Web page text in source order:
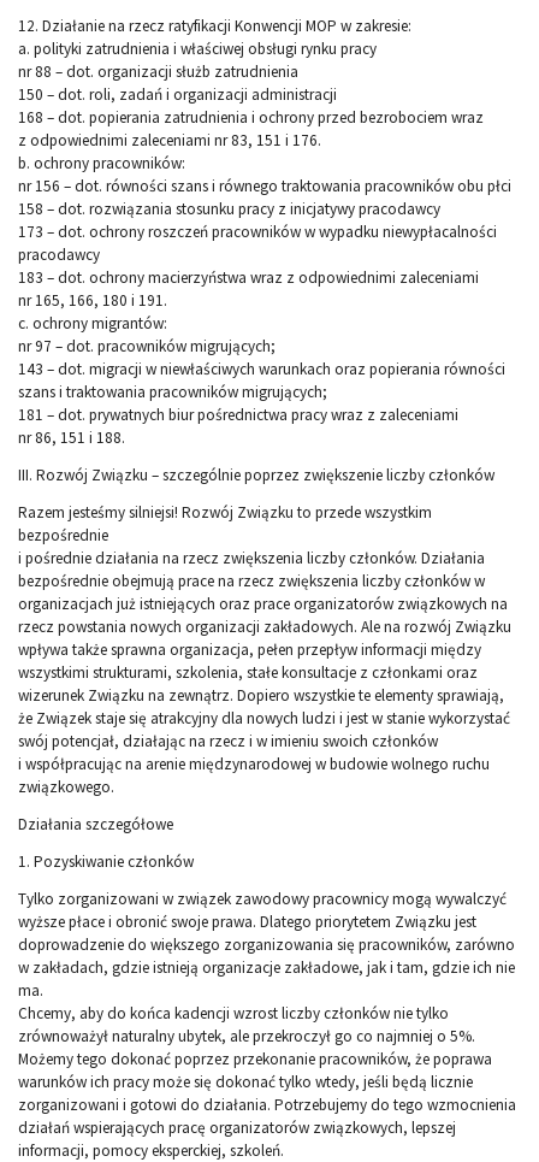
12. Działanie na rzecz ratyfikacji Konwencji MOP w zakresie:
a. polityki zatrudnienia i właściwej obsługi rynku pracy
nr 88 – dot. organizacji służb zatrudnienia
150 – dot. roli, zadań i organizacji administracji
168 – dot. popierania zatrudnienia i ochrony przed bezrobociem wraz
z odpowiednimi zaleceniami nr 83, 151 i 176.
b. ochrony pracowników:
nr 156 – dot. równości szans i równego traktowania pracowników obu płci
158 – dot. rozwiązania stosunku pracy z inicjatywy pracodawcy
173 – dot. ochrony roszczeń pracowników w wypadku niewypłacalności
pracodawcy
183 – dot. ochrony macierzyństwa wraz z odpowiednimi zaleceniami
nr 165, 166, 180 i 191.
c. ochrony migrantów:
nr 97 – dot. pracowników migrujących;
143 – dot. migracji w niewłaściwych warunkach oraz popierania równości
szans i traktowania pracowników migrujących;
181 – dot. prywatnych biur pośrednictwa pracy wraz z zaleceniami
nr 86, 151 i 188.
III. Rozwój Związku – szczególnie poprzez zwiększenie liczby członków
Razem jesteśmy silniejsi! Rozwój Związku to przede wszystkim
bezpośrednie
i pośrednie działania na rzecz zwiększenia liczby członków. Działania
bezpośrednie obejmują prace na rzecz zwiększenia liczby członków w
organizacjach już istniejących oraz prace organizatorów związkowych na
rzecz powstania nowych organizacji zakładowych. Ale na rozwój Związku
wpływa także sprawna organizacja, pełen przepływ informacji między
wszystkimi strukturami, szkolenia, stałe konsultacje z członkami oraz
wizerunek Związku na zewnątrz. Dopiero wszystkie te elementy sprawiają,
że Związek staje się atrakcyjny dla nowych ludzi i jest w stanie wykorzystać
swój potencjał, działając na rzecz i w imieniu swoich członków
i współpracując na arenie międzynarodowej w budowie wolnego ruchu
związkowego.
Działania szczegółowe
1. Pozyskiwanie członków
Tylko zorganizowani w związek zawodowy pracownicy mogą wywalczyć
wyższe płace i obronić swoje prawa. Dlatego priorytetem Związku jest
doprowadzenie do większego zorganizowania się pracowników, zarówno
w zakładach, gdzie istnieją organizacje zakładowe, jak i tam, gdzie ich nie
ma.
Chcemy, aby do końca kadencji wzrost liczby członków nie tylko
zrównoważył naturalny ubytek, ale przekroczył go co najmniej o 5%.
Możemy tego dokonać poprzez przekonanie pracowników, że poprawa
warunków ich pracy może się dokonać tylko wtedy, jeśli będą licznie
zorganizowani i gotowi do działania. Potrzebujemy do tego wzmocnienia
działań wspierających pracę organizatorów związkowych, lepszej
informacji, pomocy eksperckiej, szkoleń.